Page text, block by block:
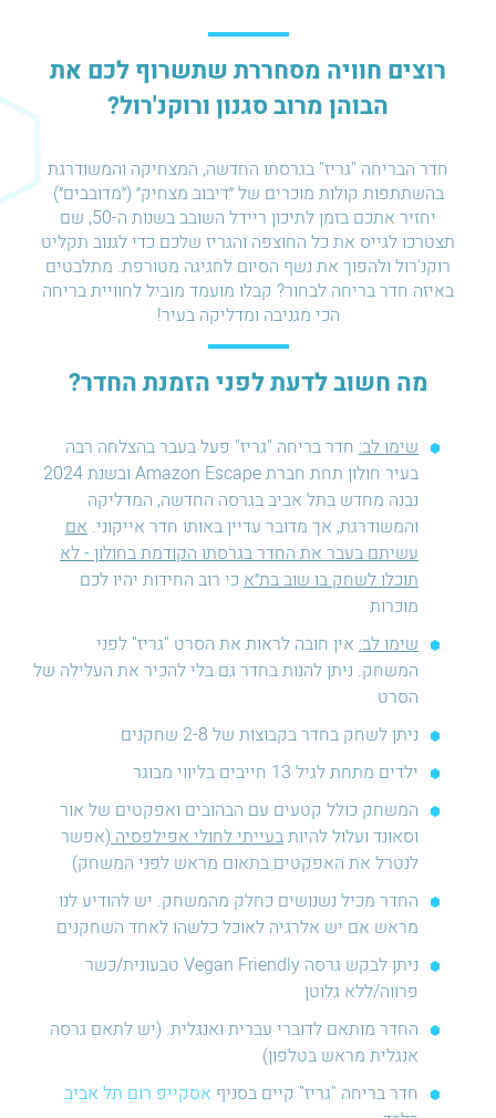
רוצים חוויה מסחררת שתשרוף לכם את
הבוהן מרוב סגנון ורוקנ'רול?
חדר הבריחה "גריז" בגרסתו החדשה, המצחיקה והמשודרגת
בהשתתפות קולות מוכרים של ״דיבוב מצחיק״ (״מדובבים״)
יחזיר אתכם בזמן לתיכון ריידל השובב בשנות ה-50, שם
תצטרכו לגייס את כל החוצפה והגריז שלכם כדי לגנוב תקליט
רוקנ'רול ולהפוך את נשף הסיום לחגיגה מטורפת. מתלבטים
באיזה חדר בריחה לבחור? קבלו מועמד מוביל לחוויית בריחה
הכי מגניבה ומדליקה בעיר!
מה חשוב לדעת לפני הזמנת החדר?
שימו לב: חדר בריחה "גריז" פעל בעבר בהצלחה רבה
בעיר חולון תחת חברת Amazon Escape ובשנת 2024
נבנה מחדש בתל אביב בגרסה החדשה, המדליקה
והמשודרגת, אך מדובר עדיין באותו חדר אייקוני. אם
עשיתם בעבר את החדר בגרסתו הקודמת בחולון - לא
תוכלו לשחק בו שוב בת״א כי רוב החידות יהיו לכם
מוכרות
שימו לב: אין חובה לראות את הסרט "גריז" לפני
המשחק. ניתן להנות בחדר גם בלי להכיר את העלילה של
הסרט
ניתן לשחק בחדר בקבוצות של 2-8 שחקנים
ילדים מתחת לגיל 13 חייבים בליווי מבוגר
המשחק כולל קטעים עם הבהובים ואפקטים של אור
וסאונד ועלול להיותבעייתי לחולי אפילפסיה(אפשר
לנטרל את האפקטים בתאום מראש לפני המשחק)
החדר מכיל נשנושים כחלק מהמשחק. יש להודיע לנו
מראש אם יש אלרגיה לאוכל כלשהו לאחד השחקנים
ניתן לבקש גרסה Vegan Friendly טבעונית/כשר
פרווה/ללא גלוטן
החדר מותאם לדוברי עברית ואנגלית. (יש לתאם גרסה
אנגלית מראש בטלפון)
חדר בריחה "גריז" קיים בסניף אסקייפ רום תל אביב